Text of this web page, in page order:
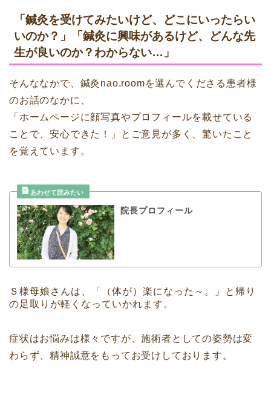
「鍼灸を受けてみたいけど、どこにいったらい
いのか？」「鍼灸に興味があるけど、どんな先
生が良いのか？わからない…」
そんななかで、鍼灸nao.roomを選んでくださる患者様
のお話のなかに、
「ホームページに顔写真やプロフィールを載せている
ことで、安心できた！」とご意見が多く、驚いたこと
を覚えています。
院長プロフィール
Ｓ様母娘さんは、「（体が）楽になった～。」と帰り
の足取りが軽くなっていかれます。
症状はお悩みは様々ですが、施術者としての姿勢は変
わらず、精神誠意をもってお受けしております。